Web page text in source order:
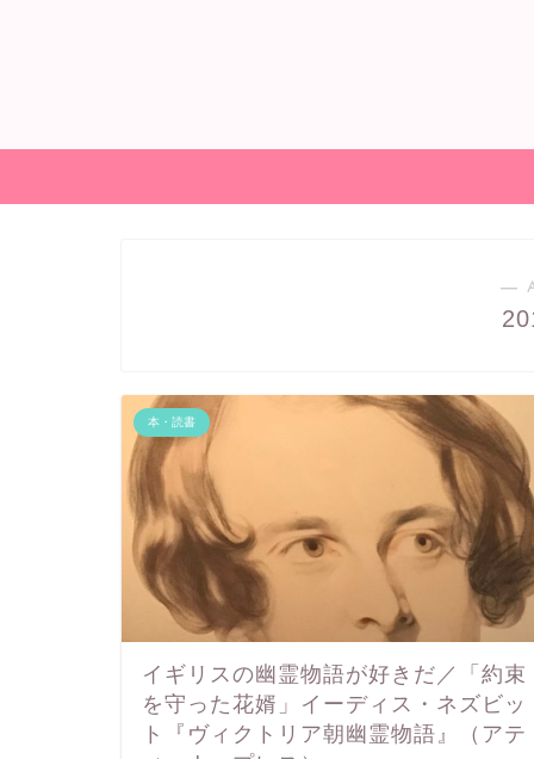
―
本・読書
イギリスの幽霊物語が好きだ／「約束
を守った花婿」イーディス・ネズビッ
ト『ヴィクトリア朝幽霊物語』（アテ